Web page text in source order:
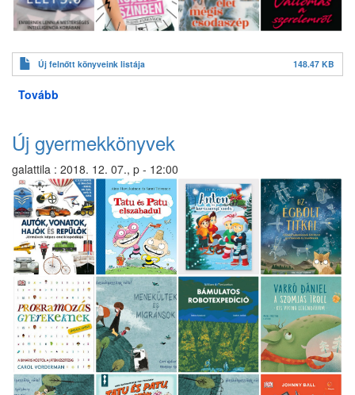
Új felnőtt könyveink listája 148.47 KB
Tovább
felnőtt
Új gyermekkönyvek
galattila : 2018. 12. 07., p - 12:00